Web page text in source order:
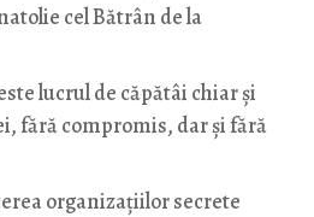
cel Bătrân de la
lucrul de căpătâi chiar și
fără compromis, dar și fără
organizaţiilor secrete